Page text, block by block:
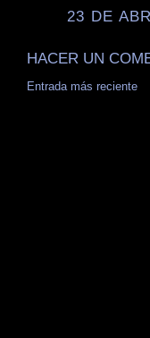
23 DE
HACER UN
Entrada más reciente